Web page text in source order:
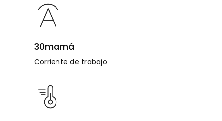
30mamá
Corriente de trabajo